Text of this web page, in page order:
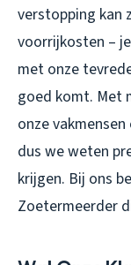
verstopping kan
voorrijkosten –
met onze
goed komt. Met
onze
dus we weten
krijgen. Bij ons
Zoetermeerder